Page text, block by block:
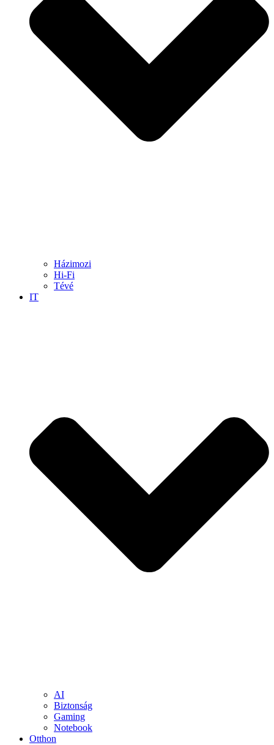
Házimozi
Hi-Fi
Tévé
IT
AI
Biztonság
Gaming
Notebook
Otthon